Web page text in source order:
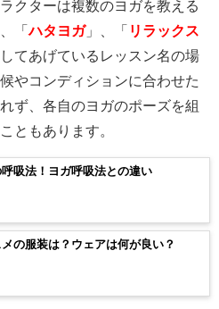
クターは複数のヨガを教える
「ハタヨガ」、「 リラックス
てあげているレッスン名の場
やコンディションに合わせた
ず、各自のヨガのポーズを組
ともあります。
呼吸法！ヨガ呼吸法との違い
の服装は？ウェアは何が良い？